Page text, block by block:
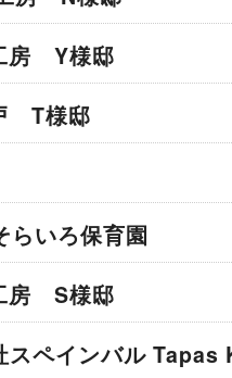
房 Y様邸
T様邸
いろ保育園
房 S様邸
スペインバル